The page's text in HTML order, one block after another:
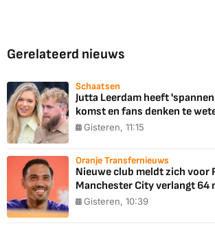
Gerelateerd nieuws
Schaatsen
Jutta Leerdam heeft
komst en fans denken te
Gisteren, 11:15
Oranje Transfernieuws
Nieuwe club meldt zich voor
Manchester City verlangt 64
Gisteren, 10:39